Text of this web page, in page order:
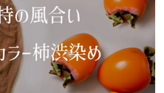
高める大工仕事
に没頭していま
す🛠 「本業は社
長？それとも大
工？」と、スタ
ッフが首をかし
げる場面も